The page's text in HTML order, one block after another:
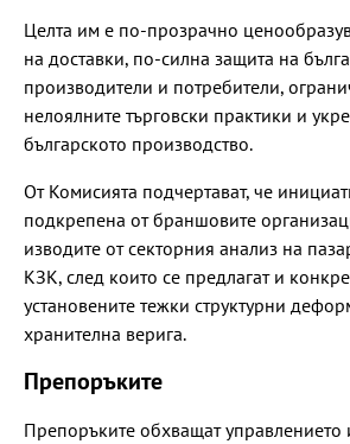
Целта им е по-прозрачно
на доставки, по-силна защита на
производители и потребители,
нелоялните търговски практики и
българското производство.
От Комисията подчертават, че
подкрепена от браншовите
изводите от секторния анализ на
КЗК, след които се предлагат и
установените тежки структурни
хранителна верига.
Препоръките
Препоръките обхващат управлението